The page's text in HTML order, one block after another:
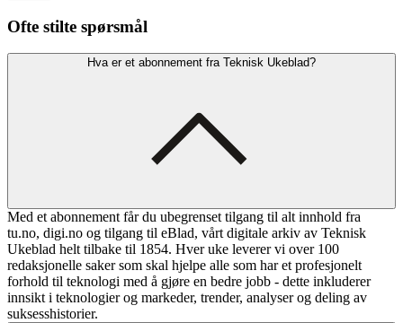
Ofte stilte spørsmål
Hva er et abonnement fra Teknisk Ukeblad?
Med et abonnement får du ubegrenset tilgang til alt innhold fra
tu.no, digi.no og tilgang til eBlad, vårt digitale arkiv av Teknisk
Ukeblad helt tilbake til 1854. Hver uke leverer vi over 100
redaksjonelle saker som skal hjelpe alle som har et profesjonelt
forhold til teknologi med å gjøre en bedre jobb - dette inkluderer
innsikt i teknologier og markeder, trender, analyser og deling av
suksesshistorier.